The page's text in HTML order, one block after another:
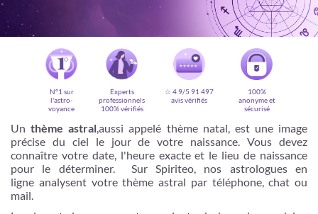
Voyance privée en ligne par téléphone, chat ou mail
99% de clients satisfaits, avis authentiques !
N°1 sur
l'astro-
voyance
Experts
professionnels
100% vérifiés
☆ 4.9/5 91 497
avis vérifiés
100%
anonyme et
sécurisé
Unthème astral,aussi appelé thème natal, est une image
précise du ciel le jour de votre naissance. Vous devez
connaître votre date, l'heure exacte et le lieu de naissance
pour le déterminer. Sur Spiriteo, nos astrologues en
ligne analysent votre thème astral par téléphone, chat ou
mail.